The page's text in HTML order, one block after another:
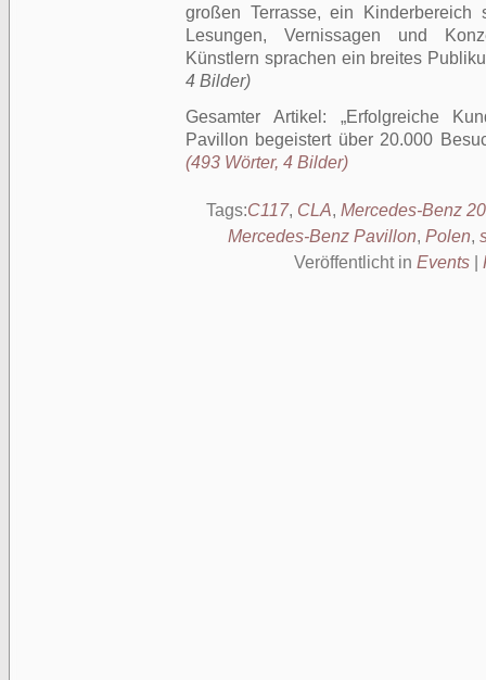
großen Terrasse, ein Kinderbereich
Lesungen, Vernissagen und
Künstlern sprachen ein breites
4 Bilder)
Gesamter Artikel:
Erfolgreiche
Pavillon begeistert über 20.000
(493 Wörter, 4 Bilder)
Tags:C117, CLA, Mercedes-Benz
Mercedes-Benz Pavillon, Polen,
Veröffentlicht in Events